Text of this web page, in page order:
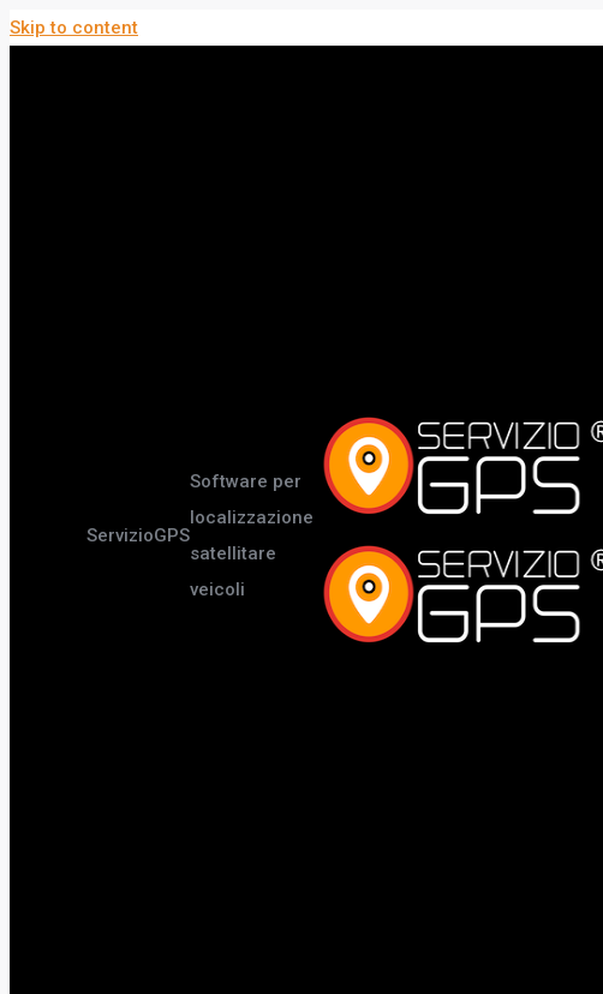
Skip to content
ServizioGPS
Software per
localizzazione
satellitare
veicoli